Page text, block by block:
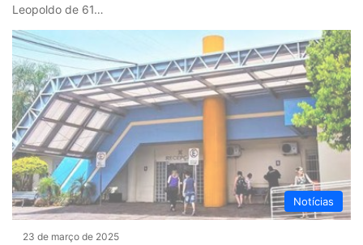
Leopoldo de 61…
Notícias
23 de março de 2025